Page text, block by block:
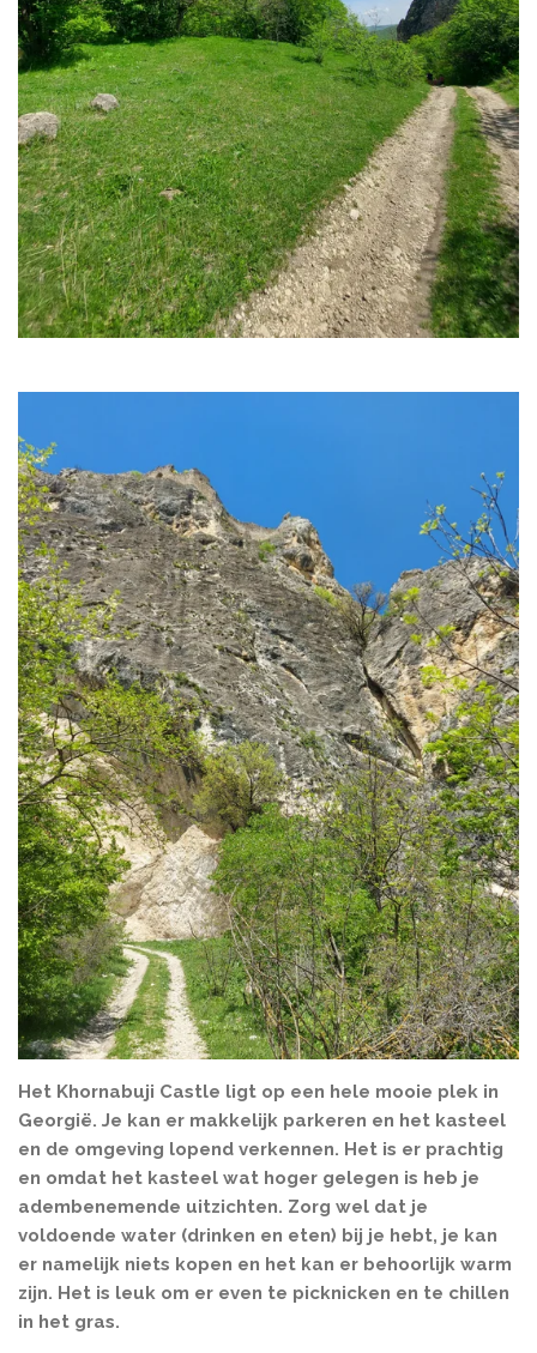
Het Khornabuji Castle ligt op een hele mooie plek in
Georgië. Je kan er makkelijk parkeren en het kasteel
en de omgeving lopend verkennen. Het is er prachtig
en omdat het kasteel wat hoger gelegen is heb je
adembenemende uitzichten. Zorg wel dat je
voldoende water (drinken en eten) bij je hebt, je kan
er namelijk niets kopen en het kan er behoorlijk warm
zijn. Het is leuk om er even te picknicken en te chillen
in het gras.